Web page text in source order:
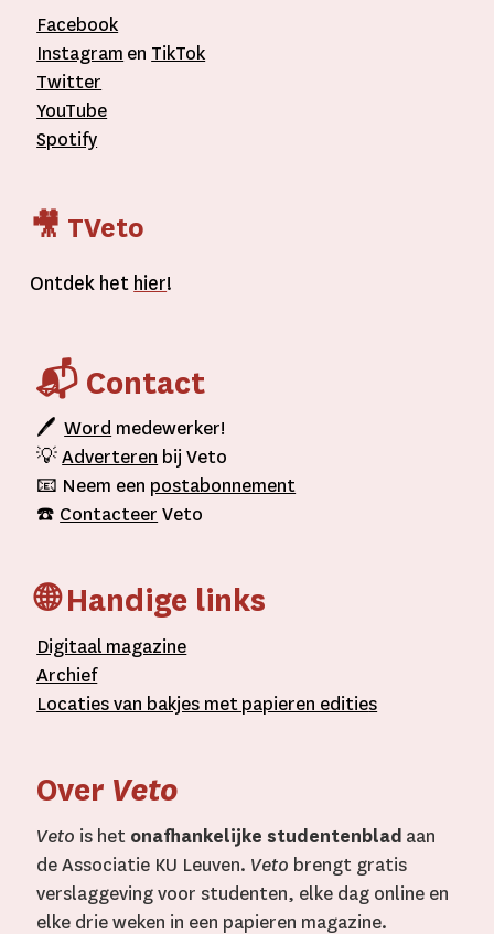
Facebook
Instagram en TikTok
Twitter
YouTube
Spotify
🎥 TVeto
Ontdek het hier!
📬 Contact
🖊Word medewerker!
💡Adverteren bij Veto
📧 Neem een postabonnement
☎️ Contacteer Veto
🌐 Handige links
Digitaal magazine
Archief
Locaties van bakjes metpapieren edities
Over Veto
Veto is het onafhankelijke studentenblad aan
de Associatie KU Leuven. Veto brengt gratis
verslaggeving voor studenten, elke dag online en
elke drie weken in een papieren magazine.